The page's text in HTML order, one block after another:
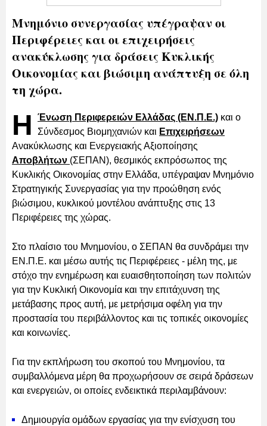
Μνημόνιο συνεργασίας υπέγραψαν οι
Περιφέρειες και οι επιχειρήσεις
ανακύκλωσης για δράσεις Κυκλικής
Οικονομίας και βιώσιμη ανάπτυξη σε όλη
τη χώρα.
Η Ένωση Περιφερειών Ελλάδας (ΕΝ.Π.Ε.) και ο
Σύνδεσμος Βιομηχανιών και Επιχειρήσεων
Ανακύκλωσης και Ενεργειακής Αξιοποίησης
Αποβλήτων (ΣΕΠΑΝ), θεσμικός εκπρόσωπος της
Κυκλικής Οικονομίας στην Ελλάδα, υπέγραψαν Μνημόνιο
Στρατηγικής Συνεργασίας για την προώθηση ενός
βιώσιμου, κυκλικού μοντέλου ανάπτυξης στις 13
Περιφέρειες της χώρας.
Στο πλαίσιο του Μνημονίου, ο ΣΕΠΑΝ θα συνδράμει την
ΕΝ.Π.Ε. και μέσω αυτής τις Περιφέρειες - μέλη της, με
στόχο την ενημέρωση και ευαισθητοποίηση των πολιτών
για την Κυκλική Οικονομία και την επιτάχυνση της
μετάβασης προς αυτή, με μετρήσιμα οφέλη για την
προστασία του περιβάλλοντος και τις τοπικές οικονομίες
και κοινωνίες.
Για την εκπλήρωση του σκοπού του Μνημονίου, τα
συμβαλλόμενα μέρη θα προχωρήσουν σε σειρά δράσεων
και ενεργειών, οι οποίες ενδεικτικά περιλαμβάνουν:
Δημιουργία ομάδων εργασίας για την ενίσχυση του